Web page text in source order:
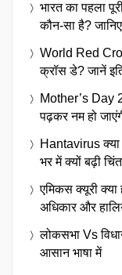
भारत का पहला
कौन-सा है?
World Red
क्रॉस डे? जानें
Mother’s Day
पढ़कर नम हो
Hantavirus
भर में क्यों बढ़ी
एमिकस क्यूरी क्या
अधिकार और
लोकसभा Vs
आसान भाषा में